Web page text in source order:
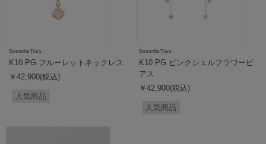
Samantha Tiara
K10 PG フルーレットネックレス
￥42,900(税込)
人気商品
Samantha Tiara
K10 PG ピンクシェルフラワーピ
アス
￥42,900(税込)
人気商品